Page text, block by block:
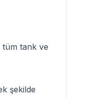
tüm tank ve
şekilde